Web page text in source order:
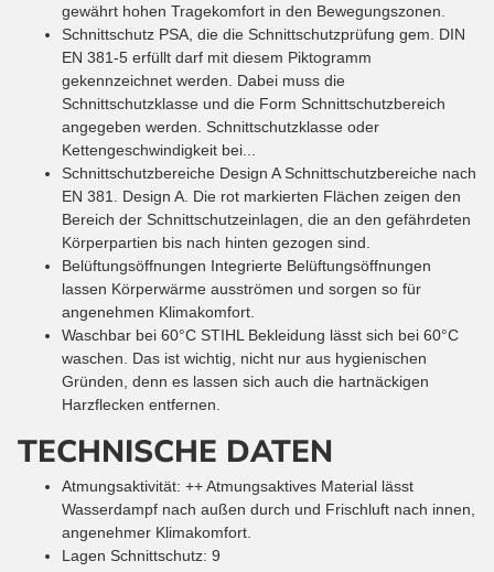
gewährt hohen Tragekomfort in den Bewegungszonen.
Schnittschutz PSA, die die Schnittschutzprüfung gem. DIN
EN 381-5 erfüllt darf mit diesem Piktogramm
gekennzeichnet werden. Dabei muss die
Schnittschutzklasse und die Form Schnittschutzbereich
angegeben werden. Schnittschutzklasse oder
Kettengeschwindigkeit bei...
Schnittschutzbereiche Design A Schnittschutzbereiche nach
EN 381. Design A. Die rot markierten Flächen zeigen den
Bereich der Schnittschutzeinlagen, die an den gefährdeten
Körperpartien bis nach hinten gezogen sind.
Belüftungsöffnungen Integrierte Belüftungsöffnungen
lassen Körperwärme ausströmen und sorgen so für
angenehmen Klimakomfort.
Waschbar bei 60°C STIHL Bekleidung lässt sich bei 60°C
waschen. Das ist wichtig, nicht nur aus hygienischen
Gründen, denn es lassen sich auch die hartnäckigen
Harzflecken entfernen.
TECHNISCHE DATEN
Atmungsaktivität: ++Atmungsaktives Material lässt
Wasserdampf nach außen durch und Frischluft nach innen,
angenehmer Klimakomfort.
Lagen Schnittschutz: 9